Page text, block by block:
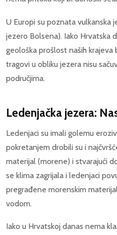
U Europi su poznata vulkanska
jezero Bolsena). Iako Hrvatska
geološka prošlost naših
tragovi u obliku jezera nisu
područjima.
Ledenjačka jezera:
Ledenjaci su imali golemu
pokretanjem drobili su i
materijal (morene) i stvarajući
se klima zagrijala i ledenjaci
pregrađene morenskim
vodom.
Iako u Hrvatskoj danas nema